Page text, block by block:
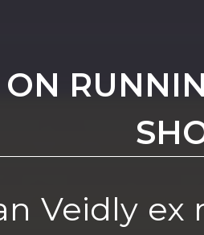
ON
Veidly ex